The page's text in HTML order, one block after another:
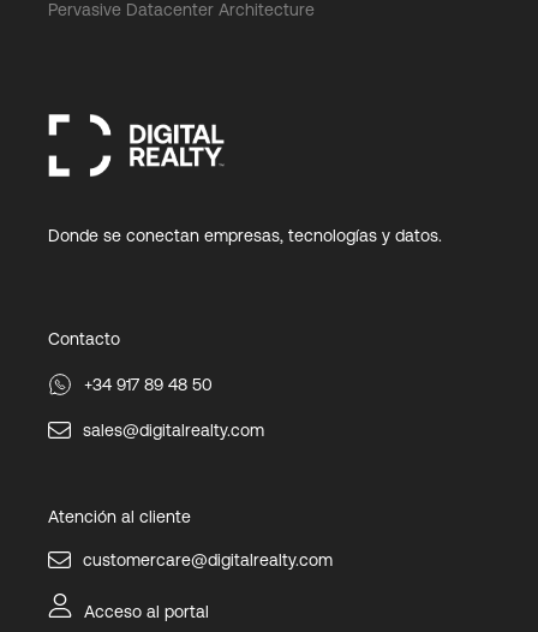
Pervasive Datacenter Architecture
Donde se conectan empresas, tecnologías y datos.
Contacto
+34 917 89 48 50
sales@digitalrealty.com
Atención al cliente
customercare@digitalrealty.com
Acceso al portal